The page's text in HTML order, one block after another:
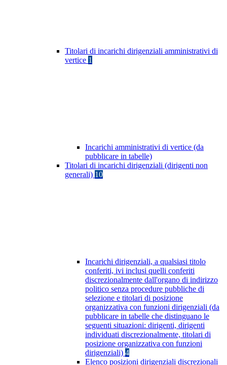
Titolari di incarichi dirigenziali amministrativi di
vertice 1
Incarichi amministrativi di vertice (da
pubblicare in tabelle)
Titolari di incarichi dirigenziali (dirigenti non
generali) 10
Incarichi dirigenziali, a qualsiasi titolo
conferiti, ivi inclusi quelli conferiti
discrezionalmente dall'organo di indirizzo
politico senza procedure pubbliche di
selezione e titolari di posizione
organizzativa con funzioni dirigenziali (da
pubblicare in tabelle che distinguano le
seguenti situazioni: dirigenti, dirigenti
individuati discrezionalmente, titolari di
posizione organizzativa con funzioni
dirigenziali) 4
Elenco posizioni dirigenziali discrezionali